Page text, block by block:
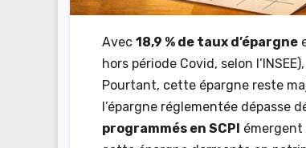
Avec 18,9 % de taux d’épargne
hors période Covid, selon
Pourtant, cette épargne reste
l’épargne réglementée dépasse
programmés en SCPI